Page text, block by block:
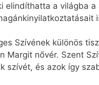
elindíthatta a világba
Szívének különös
Margit nővér. Szent
szívét, és azok így